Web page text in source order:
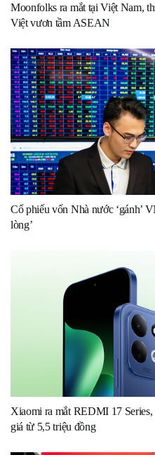
Moonfolks ra mắt tại Việt Nam,
Việt vươn tầm ASEAN
Cổ phiếu vốn Nhà nước ‘gánh’
lòng’
Xiaomi ra mắt REDMI 17
giá từ 5,5 triệu đồng